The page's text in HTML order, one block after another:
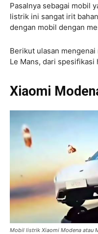
Pasalnya sebagai mobil
listrik ini sangat irit
dengan mobil dengan
Berikut ulasan
Le Mans, dari spesifikasi
Xiaomi
Mobil listrik Xiaomi Modena atau